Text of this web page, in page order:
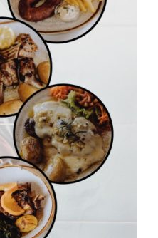
Matraquilhos… Autor:
Fernando Roldão
6 de Agosto de 2026
A marca Sporting em
todo o mundo está a
crescer atrás de
Ronaldo. Autor: Paulo
Amaral
de 2026
Falso crescimento…
Autor: Nuno Pereira
1 de Agosto de 2026